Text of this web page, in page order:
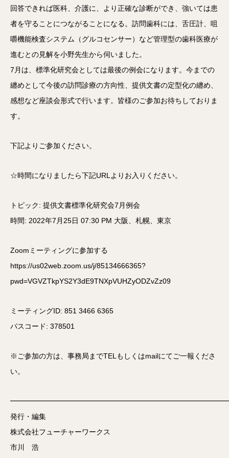
回答できれば医科、介護に、より正確な診断ができ、強いては患
者を守ることにつながることになる。訪問歯科には、舌圧計、咀
嚼機能検査システム（グルコセンサー）など管理型の歯科医療が
進むとの見解を小野先生から伺いました。
7月は、標準化研究会としては最後の例会になります。今までの
纏めとして今後の訪問診療の方向性、提供文書の定型化の纏め、
感想など座談会形式で行います。皆様のご参加お待ちしておりま
す。
下記よりご参加ください。
☆時間になりましたら下記URLよりお入りください。
トピック: 提供文書標準化研究会7月例会
時間: 2022年7月25日 07:30 PM 大阪、札幌、東京
Zoomミーティングに参加する
https://us02web.zoom.us/j/85134666365?
pwd=VGVZTkpYS2Y3dE9TNXpVUHZyODZvZz09
ミーティングID: 851 3466 6365
パスコード: 378501
※ご参加の方は、事務局までTELもしくはmailにてご一報くださ
い。
発行・編集
株式会社フューチャーワークス
市川 浩